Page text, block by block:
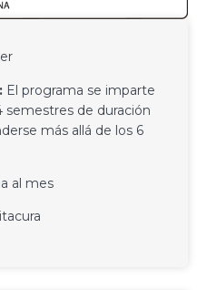
El programa se imparte
semestres de duración
más allá de los 6
al mes